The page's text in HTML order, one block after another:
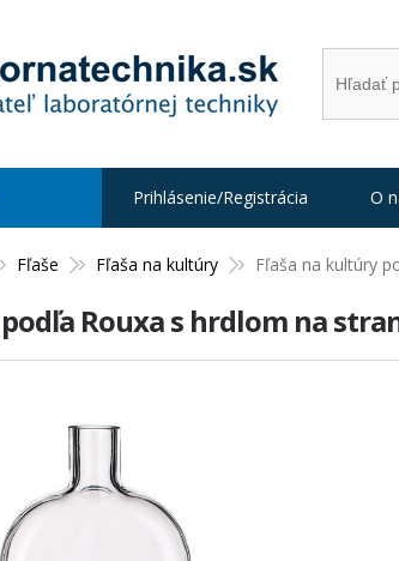
Fľaše Fľaša na kultúry Fľaša na kultúry
Rouxa s hrdlom na
Prihlásenie/Registrácia O